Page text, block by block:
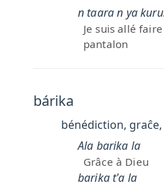
n taara n ya
Je suis allé
pantalon
bárika
bénédiction,
Ala barika la
Grâce à Dieu
barika t'a la